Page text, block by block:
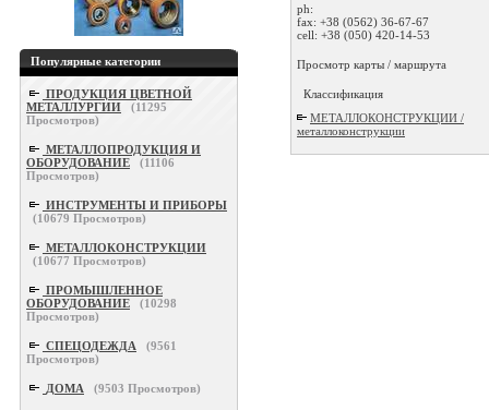
Популярные категории
ПРОДУКЦИЯ ЦВЕТНОЙ
МЕТАЛЛУРГИИ
(11295
Просмотров)
МЕТАЛЛОПРОДУКЦИЯ И
ОБОРУДОВАНИЕ
(11106
Просмотров)
ИНСТРУМЕНТЫ И ПРИБОРЫ
(10679 Просмотров)
МЕТАЛЛОКОНСТРУКЦИИ
(10677 Просмотров)
ПРОМЫШЛЕННОЕ
ОБОРУДОВАНИЕ
(10298
Просмотров)
СПЕЦОДЕЖДА (9561
Просмотров)
ДОМА (9503 Просмотров)
ph:
fax: +38 (0562) 36-67-67
cell: +38 (050) 420-14-53
Просмотр карты / маршрута
Классификация
МЕТАЛЛОКОНСТРУКЦИИ /
металлоконструкции